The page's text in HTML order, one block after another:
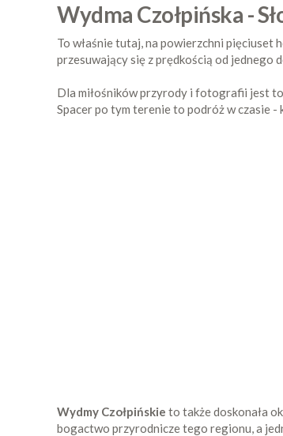
Wydma Czołpińska -
To właśnie tutaj, na powierzchni pięciuset
przesuwający się z prędkością od jednego
Dla miłośników przyrody i fotografii jest
Spacer po tym terenie to podróż w czasie
Wydmy Czołpińskie to także doskonała
bogactwo przyrodnicze tego regionu, a